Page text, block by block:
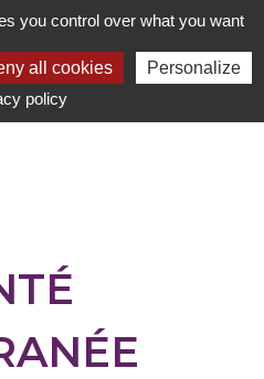
you control over what you want
all cookies
Personalize
policy